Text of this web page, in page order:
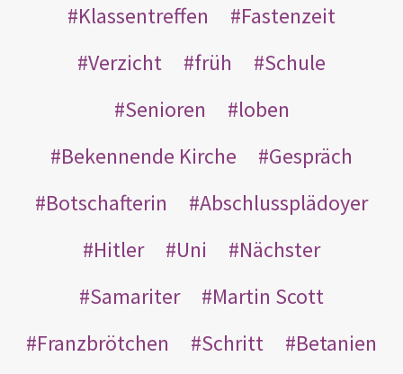
Klassentreffen
Fastenzeit
Verzicht
früh
Schule
Senioren
loben
Bekennende Kirche
Gespräch
Botschafterin
Abschlussplädoyer
Hitler
Uni
Nächster
Samariter
Martin Scott
Franzbrötchen
Schritt
Betanien